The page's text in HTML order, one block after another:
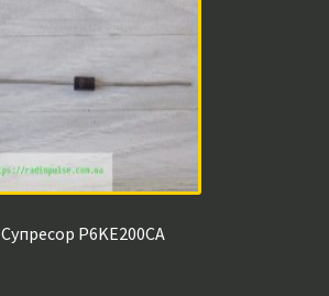
Супресор P6KE200CA